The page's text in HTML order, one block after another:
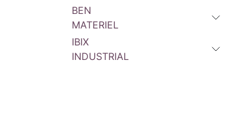
BEN
MATERIEL
IBIX
INDUSTRIAL